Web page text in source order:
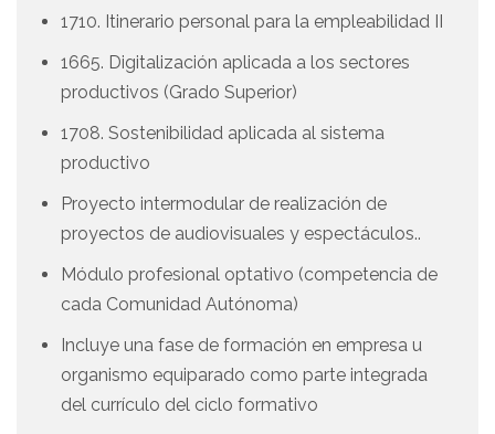
1710. Itinerario personal para la empleabilidad II
1665. Digitalización aplicada a los sectores
productivos (Grado Superior)
1708. Sostenibilidad aplicada al sistema
productivo
Proyecto intermodular de realización de
proyectos de audiovisuales y espectáculos..
Módulo profesional optativo (competencia de
cada Comunidad Autónoma)
Incluye una fase de formación en empresa u
organismo equiparado como parte integrada
del currículo del ciclo formativo